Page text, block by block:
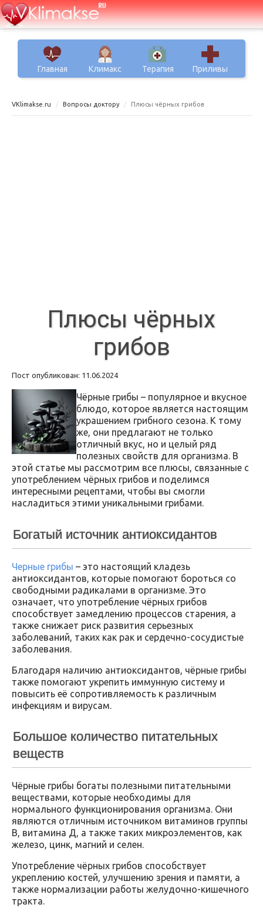
Главная Климакс Терапия Приливы
VKlimakse.ru Вопросы доктору Плюсы чёрных грибов
Плюсы чёрных
грибов
Пост опубликован: 11.06.2024
Чёрные грибы – популярное и вкусное
блюдо, которое является настоящим
украшением грибного сезона. К тому
же, они предлагают не только
отличный вкус, но и целый ряд
полезных свойств для организма. В
этой статье мы рассмотрим все плюсы, связанные с
употреблением чёрных грибов и поделимся
интересными рецептами, чтобы вы смогли
насладиться этими уникальными грибами.
Богатый источник антиоксидантов
Черные грибы – это настоящий кладезь
антиоксидантов, которые помогают бороться со
свободными радикалами в организме. Это
означает, что употребление чёрных грибов
способствует замедлению процессов старения, а
также снижает риск развития серьезных
заболеваний, таких как рак и сердечно-сосудистые
заболевания.
Благодаря наличию антиоксидантов, чёрные грибы
также помогают укрепить иммунную систему и
повысить её сопротивляемость к различным
инфекциям и вирусам.
Большое количество питательных
веществ
Чёрные грибы богаты полезными питательными
веществами, которые необходимы для
нормального функционирования организма. Они
являются отличным источником витаминов группы
В, витамина Д, а также таких микроэлементов, как
железо, цинк, магний и селен.
Употребление чёрных грибов способствует
укреплению костей, улучшению зрения и памяти, а
также нормализации работы желудочно-кишечного
тракта.